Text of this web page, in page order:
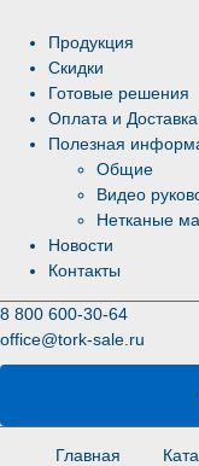
Продукция
Скидки
Готовые решения
Оплата и Доставка
Полезная
Общие
Видео
Нетканые
Новости
Контакты
8 800 600-30-64
office@tork-sale.ru
Главная